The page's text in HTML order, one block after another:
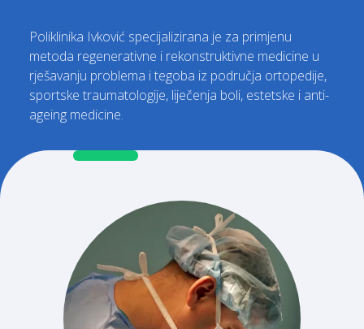
Poliklinika Ivković specijalizirana je za primjenu
metoda regenerativne i rekonstruktivne medicine u
rješavanju problema i tegoba iz područja ortopedije,
sportske traumatologije, liječenja boli, estetske i anti-
ageing medicine.